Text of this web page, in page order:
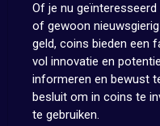
Of je nu
of gewoon
geld, coins bieden een
vol innovatie en
informeren en bewust
besluit om in coins te
te gebruiken.